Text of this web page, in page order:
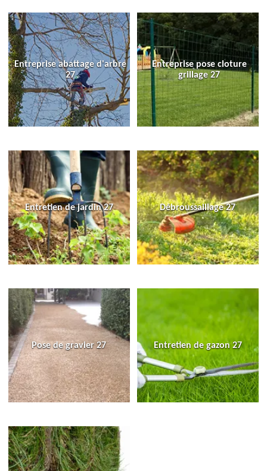
Entreprise abattage d'arbre
27
Entreprise pose cloture
grillage 27
Entretien de jardin 27 Débroussaillage 27
Pose de gravier 27 Entretien de gazon 27